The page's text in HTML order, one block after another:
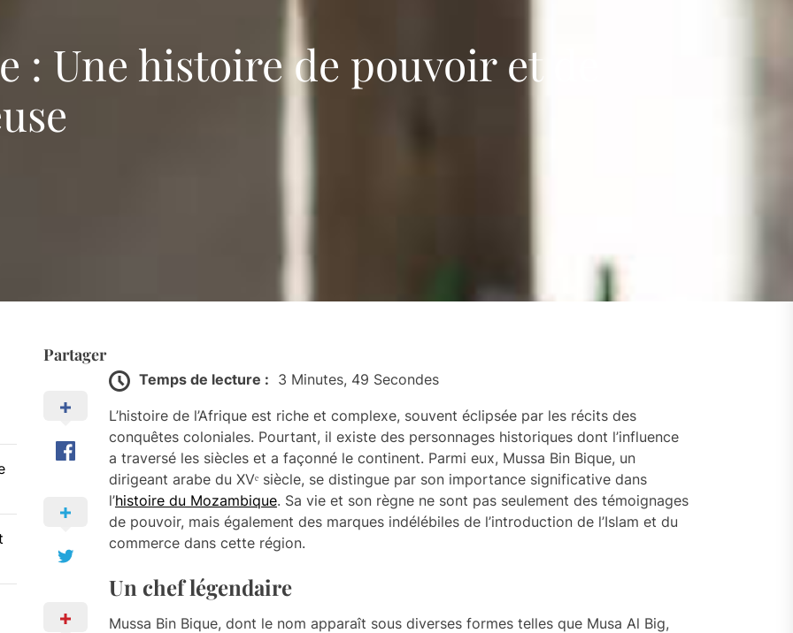
au Mozambique : Histoire, culture et traditions
: Une histoire de pouvoir et de
Partager
Temps de lecture : 3 Minutes, 49 Secondes
L’histoire de l’Afrique est riche et complexe, souvent éclipsée par les récits des
conquêtes coloniales. Pourtant, il existe des personnages historiques dont l’influence
a traversé les siècles et a façonné le continent. Parmi eux, Mussa Bin Bique, un
dirigeant arabe du XVᵉ siècle, se distingue par son importance significative dans
l’histoire du Mozambique. Sa vie et son règne ne sont pas seulement des témoignages
de pouvoir, mais également des marques indélébiles de l’introduction de l’Islam et du
commerce dans cette région.
Un chef légendaire
Mussa Bin Bique, dont le nom apparaît sous diverses formes telles que Musa Al Big,